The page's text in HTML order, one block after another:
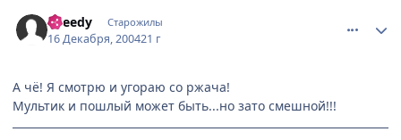
Speedy Старожилы
16 Декабря, 200421 г
А чё! Я смотрю и угораю со ржача!
Мультик и пошлый может быть...но зато смешной!!!